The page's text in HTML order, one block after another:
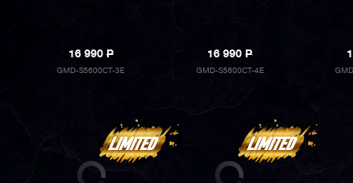
16 990P
GMD-S5600CT-3E
16 990P
GMD-S5600CT-4E